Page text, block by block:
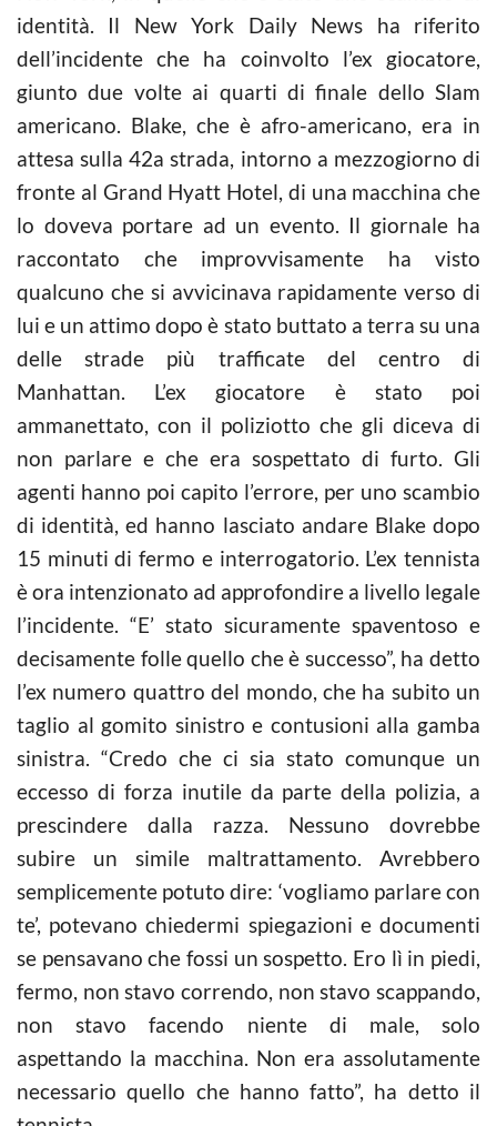
identità. Il New York Daily News ha riferito
dell’incidente che ha coinvolto l’ex giocatore,
giunto due volte ai quarti di finale dello Slam
americano. Blake, che è afro-americano, era in
attesa sulla 42a strada, intorno a mezzogiorno di
fronte al Grand Hyatt Hotel, di una macchina che
lo doveva portare ad un evento. Il giornale ha
raccontato che improvvisamente ha visto
qualcuno che si avvicinava rapidamente verso di
lui e un attimo dopo è stato buttato a terra su una
delle strade più trafficate del centro di
Manhattan. L’ex giocatore è stato poi
ammanettato, con il poliziotto che gli diceva di
non parlare e che era sospettato di furto. Gli
agenti hanno poi capito l’errore, per uno scambio
di identità, ed hanno lasciato andare Blake dopo
15 minuti di fermo e interrogatorio. L’ex tennista
è ora intenzionato ad approfondire a livello legale
l’incidente. “E’ stato sicuramente spaventoso e
decisamente folle quello che è successo”, ha detto
l’ex numero quattro del mondo, che ha subito un
taglio al gomito sinistro e contusioni alla gamba
sinistra. “Credo che ci sia stato comunque un
eccesso di forza inutile da parte della polizia, a
prescindere dalla razza. Nessuno dovrebbe
subire un simile maltrattamento. Avrebbero
semplicemente potuto dire: ‘vogliamo parlare con
te’, potevano chiedermi spiegazioni e documenti
se pensavano che fossi un sospetto. Ero lì in piedi,
fermo, non stavo correndo, non stavo scappando,
non stavo facendo niente di male, solo
aspettando la macchina. Non era assolutamente
necessario quello che hanno fatto”, ha detto il